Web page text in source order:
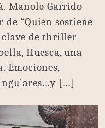
Manolo Garrido
de “Quien sostiene
clave de thriller
Huesca, una
Emociones,
[…]